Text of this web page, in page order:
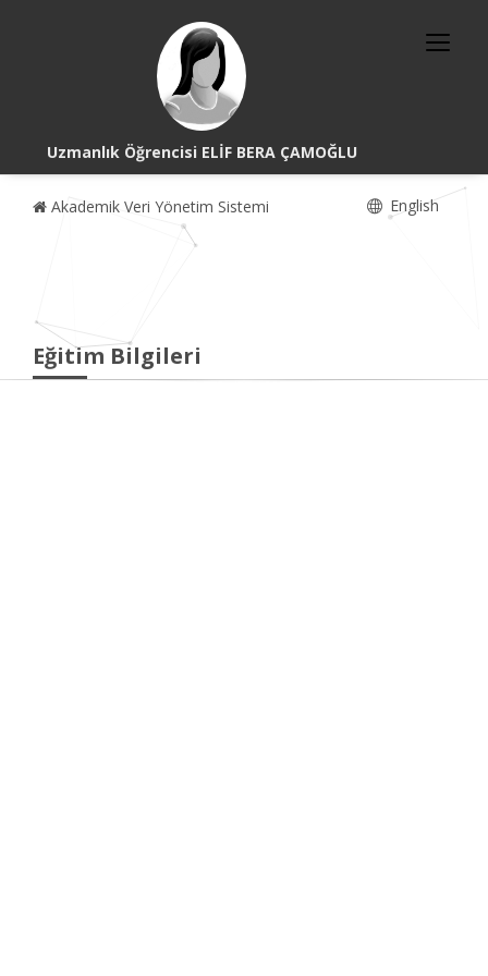
Uzmanlık Öğrencisi ELİF BERA ÇAMOĞLU
Akademik Veri Yönetim Sistemi English
Eğitim Bilgileri